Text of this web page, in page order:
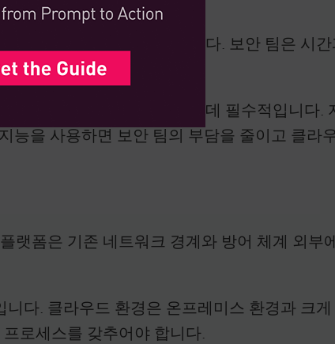
은 어려운 과제가 되었습니다. 보안 팀은 시
수행합니다.
속 가능한 전략을 보장하는 데 필수적입니다.
능을 사용하면 보안 팀의 부담을 줄이고 클라
랫폼은 기존 네트워크 경계와 방어 체계 외부
다. 클라우드 환경은 온프레미스 환경과 크
로세스를 갖추어야 합니다.